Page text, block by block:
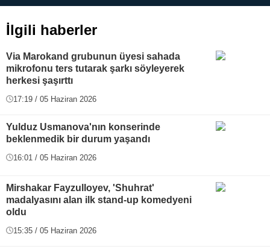
İlgili haberler
Via Marokand grubunun üyesi sahada
mikrofonu ters tutarak şarkı söyleyerek
herkesi şaşırttı
17:19 / 05 Haziran 2026
Yulduz Usmanova'nın konserinde
beklenmedik bir durum yaşandı
16:01 / 05 Haziran 2026
Mirshakar Fayzulloyev, 'Shuhrat'
madalyasını alan ilk stand-up komedyeni
oldu
15:35 / 05 Haziran 2026